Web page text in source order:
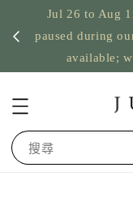
Jul 26 to Aug
paused during
available;
搜尋